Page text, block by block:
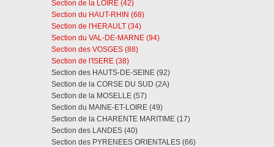
Section de la LOIRE (42)
Section du HAUT-RHIN (68)
Section de l'HERAULT (34)
Section du VAL-DE-MARNE (94)
Section des VOSGES (88)
Section de l'ISERE (38)
Section des HAUTS-DE-SEINE (92)
Section de la CORSE DU SUD (2A)
Section de la MOSELLE (57)
Section du MAINE-ET-LOIRE (49)
Section de la CHARENTE MARITIME (17)
Section des LANDES (40)
Section des PYRENEES ORIENTALES (66)